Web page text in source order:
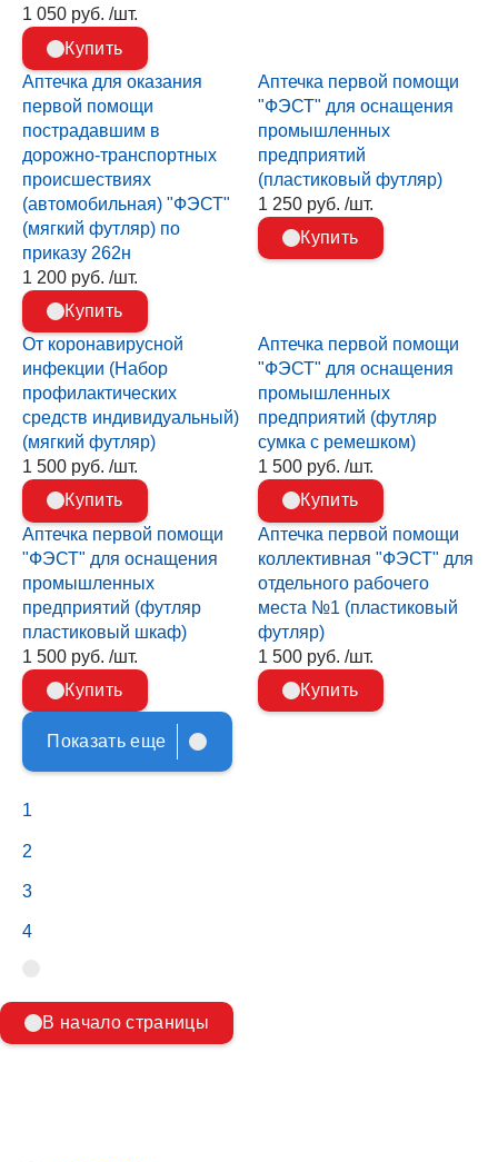
1 050 руб. /шт.
Купить
Аптечка для оказания
первой помощи
пострадавшим в
дорожно-транспортных
происшествиях
(автомобильная) "ФЭСТ"
(мягкий футляр) по
приказу 262н
1 200 руб. /шт.
Купить
Аптечка первой помощи
"ФЭСТ" для оснащения
промышленных
предприятий
(пластиковый футляр)
1 250 руб. /шт.
Купить
От коронавирусной
инфекции (Набор
профилактических
средств индивидуальный)
(мягкий футляр)
1 500 руб. /шт.
Купить
Аптечка первой помощи
"ФЭСТ" для оснащения
промышленных
предприятий (футляр
сумка с ремешком)
1 500 руб. /шт.
Купить
Аптечка первой помощи
"ФЭСТ" для оснащения
промышленных
предприятий (футляр
пластиковый шкаф)
1 500 руб. /шт.
Купить
Аптечка первой помощи
коллективная "ФЭСТ" для
отдельного рабочего
места №1 (пластиковый
футляр)
1 500 руб. /шт.
Купить
Показать еще
1
2
3
4
В начало страницы